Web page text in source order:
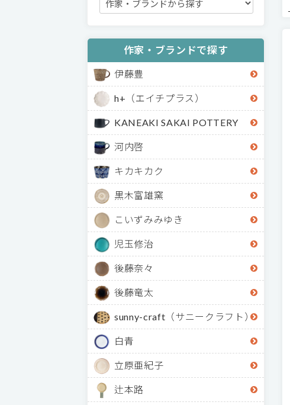
作家・ブランドで探す
伊藤豊
h+（エイチプラス）
KANEAKI SAKAI POTTERY
河内啓
キカキカク
黒木富雄窯
こいずみみゆき
児玉修治
後藤奈々
後藤竜太
sunny-craft（サニークラフト）
白青
立原亜紀子
辻本路